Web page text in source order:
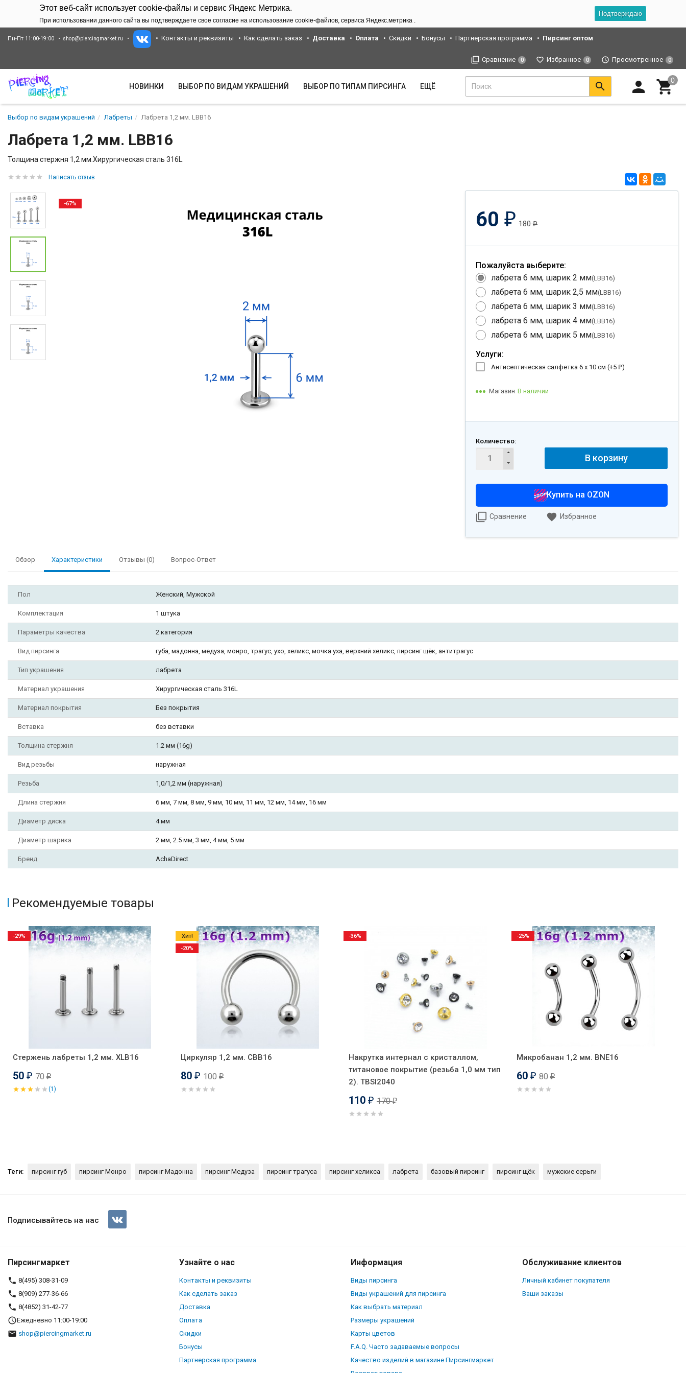
Этот веб-сайт использует cookie-файлы и сервис Яндекс Метрика.
При использовании данного сайта вы подтверждаете свое согласие на использование cookie-файлов, сервиса Яндекс.метрика .
Подтверждаю
Пн-Пт 11:00-19:00 shop@piercingmarket.ru Контакты и реквизиты Как сделать заказ Доставка Оплата Скидки Бонусы Партнерская программа Пирсинг оптом
Сравнение 0 Избранное 0 Просмотренное 0
НОВИНКИ ВЫБОР ПО ВИДАМ УКРАШЕНИЙ ВЫБОР ПО ТИПАМ ПИРСИНГА ЕЩЁ
Выбор по видам украшений Лабреты Лабрета 1,2 мм. LBB16
Лабрета 1,2 мм. LBB16
Толщина стержня 1,2 мм.Хирургическая сталь 316L.
Написать отзыв
-67%
60 ₽ 180₽
Пожалуйста выберите:
лабрета 6 мм, шарик 2 мм(LBB16)
лабрета 6 мм, шарик 2,5 мм(LBB16)
лабрета 6 мм, шарик 3 мм(LBB16)
лабрета 6 мм, шарик 4 мм(LBB16)
лабрета 6 мм, шарик 5 мм(LBB16)
Услуги:
Антисептическая салфетка 6 х 10 см (+5 ₽)
Магазин В наличии
Количество:
В корзину
Купить на OZON
Сравнение Избранное
Обзор Характеристики Отзывы (0) Вопрос-Ответ
Пол Женский, Мужской
Комплектация 1 штука
Параметры качества 2 категория
Вид пирсинга губа, мадонна, медуза, монро, трагус, ухо, хеликс, мочка уха, верхний хеликс, пирсинг щёк, антитрагус
Тип украшения лабрета
Материал украшения Хирургическая сталь 316L
Материал покрытия Без покрытия
Вставка без вставки
Толщина стержня 1.2 мм (16g)
Вид резьбы наружная
Резьба 1,0/1,2 мм (наружная)
Длина стержня 6 мм, 7 мм, 8 мм, 9 мм, 10 мм, 11 мм, 12 мм, 14 мм, 16 мм
Диаметр диска 4 мм
Диаметр шарика 2 мм, 2.5 мм, 3 мм, 4 мм, 5 мм
Бренд AchaDirect
Рекомендуемые товары
Стержень лабреты 1,2 мм. XLB16
50 ₽ 70₽
(1)
-29%
Циркуляр 1,2 мм. CBB16
80 ₽ 100₽
Хит!
-20%
Накрутка интернал c кристаллом,
титановое покрытие (резьба 1,0 мм тип
2). TBSI2040
110 ₽ 170₽
-36%
Микробанан 1,2 мм. BNE16
60 ₽ 80₽
-25%
Теги: пирсинг губ пирсинг Монро пирсинг Мадонна пирсинг Медуза пирсинг трагуса пирсинг хеликса лабрета базовый пирсинг пирсинг щёк мужские серьги
Лабрета 1,2 мм. LBB16
Подписывайтесь на нас
Пирсингмаркет
8(495) 308-31-09
8(909) 277-36-66
8(4852) 31-42-77
Ежедневно 11:00-19:00
shop@piercingmarket.ru
Узнайте о нас
Контакты и реквизиты
Как сделать заказ
Доставка
Оплата
Скидки
Бонусы
Партнерская программа
Информация
Виды пирсинга
Виды украшений для пирсинга
Как выбрать материал
Размеры украшений
Карты цветов
F.A.Q. Часто задаваемые вопросы
Качество изделий в магазине Пирсингмаркет
Обслуживание клиентов
Личный кабинет покупателя
Ваши заказы